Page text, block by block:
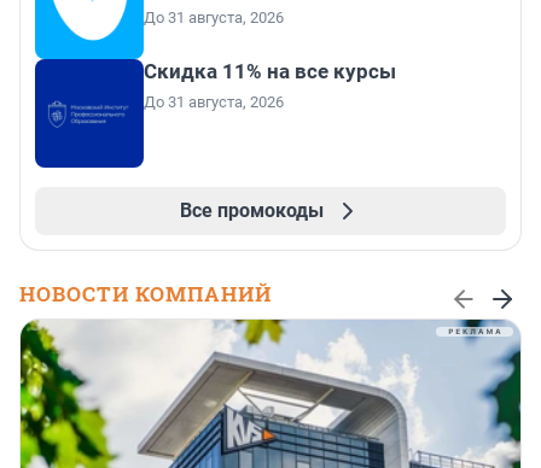
До 31 августа, 2026
Скидка 11% на все курсы
До 31 августа, 2026
Все промокоды
НОВОСТИ КОМПАНИЙ